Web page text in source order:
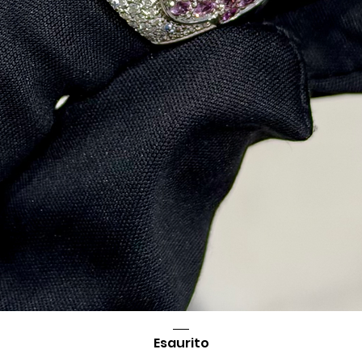
Esaurito